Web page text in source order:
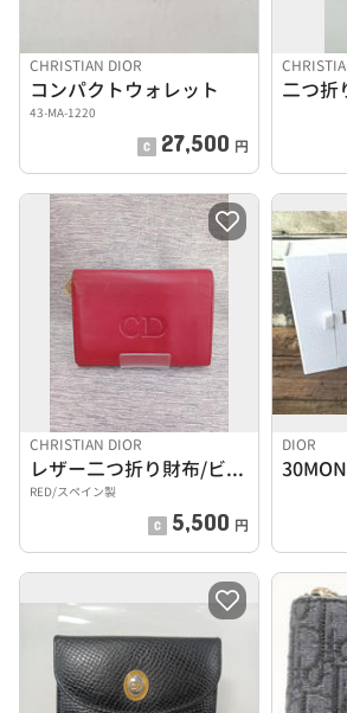
CHRISTIAN DIOR
コンパクトウォレット
43-MA-1220
27,500 円
二つ折
CHRISTIAN DIOR
レザー二つ折り財布/ビンテージ
RED/スペイン製
5,500 円
DIOR